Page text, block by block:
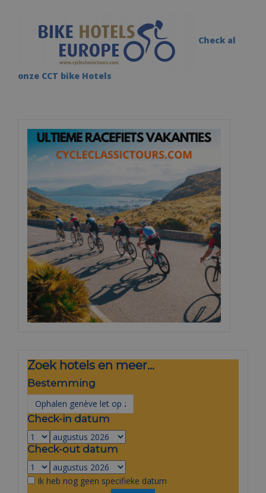
Check al
onze CCT bike Hotels
Zoek hotels en meer...
Bestemming
Check-in datum
Check-out datum
Ik heb nog geen specifieke datum